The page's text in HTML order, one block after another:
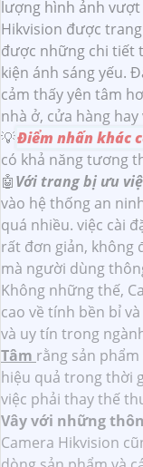
lượng hình ảnh
Hikvision được
được những chi tiết
kiện ánh sáng yếu.
cảm thấy yên tâm
nhà ở, cửa hàng
💡Điểm nhấn khác
có khả năng tương
🤖️Với trang bị ưu
vào hệ thống an
quá nhiều. việc cài
rất đơn giản, không
mà người dùng
Không những thế,
cao về tính bền bỉ
và uy tín trong
Tâm rằng sản
hiệu quả trong thời
việc phải thay thế
Vây với những
Camera Hikvision